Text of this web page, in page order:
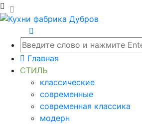
Главная
СТИЛЬ
классические
современные
современная классика
модерн